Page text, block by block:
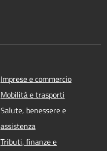
Imprese e commercio
Mobilità e trasporti
Salute, benessere e
assistenza
Tributi, finanze e